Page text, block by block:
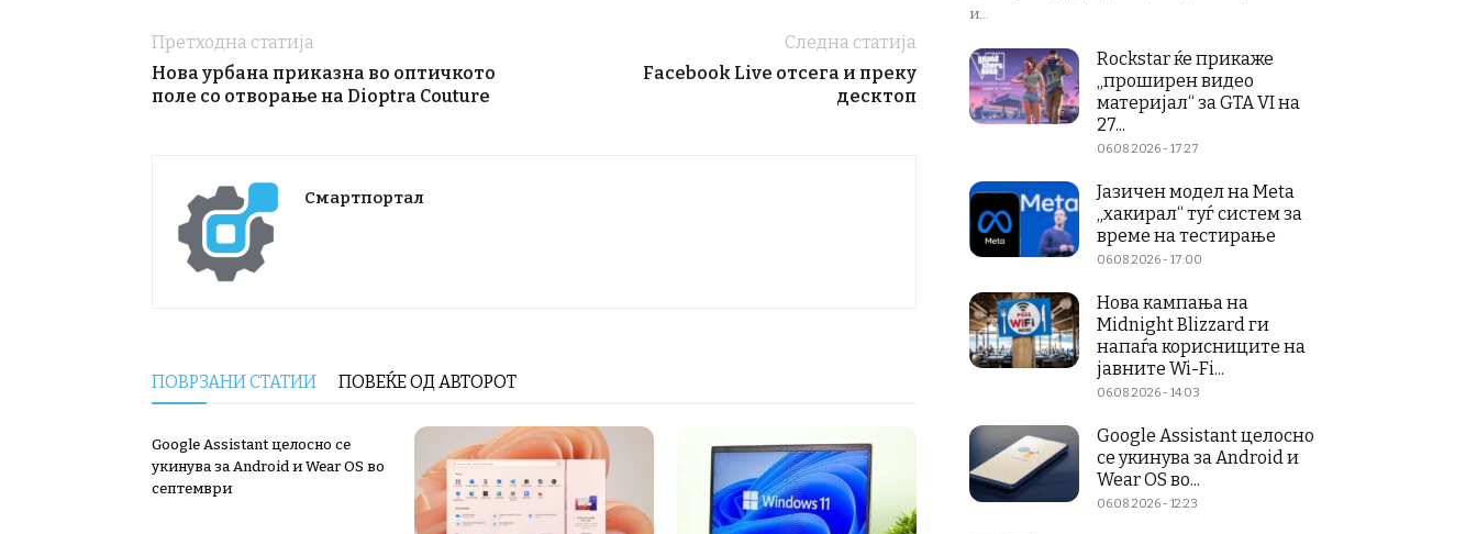
Претходна статија
Нова урбана приказна во оптичкото
поле со отворање на Dioptra Couture
Следна статија
Facebook Live отсега и преку
десктоп
Смартпортал
ПОВРЗАНИ СТАТИИ ПОВЕЌЕ ОД АВТОРОТ
Google Assistant целосно се
укинува за Android и Wear OS во
септември
и...
Rockstar ќе прикаже
„проширен видео
материјал“ за GTA VI на
27...
06.08.2026 - 17:27
Јазичен модел на Meta
„хакирал“ туѓ систем за
време на тестирање
06.08.2026 - 17:00
Нова кампања на
Midnight Blizzard ги
напаѓа корисниците на
јавните Wi-Fi...
06.08.2026 - 14:03
Google Assistant целосно
се укинува за Android и
Wear OS во...
06.08.2026 - 12:23